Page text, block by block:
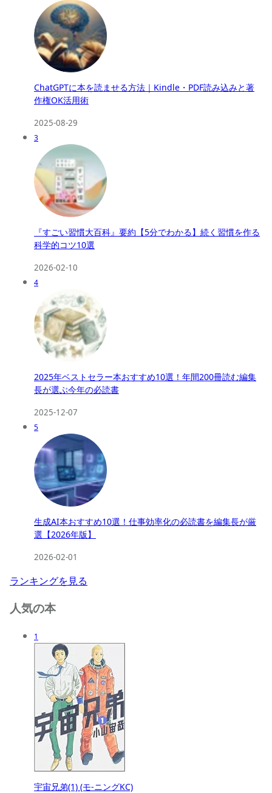
ChatGPTに本を読ませる方法｜Kindle・PDF読み込みと著
作権OK活用術
2025-08-29
3
『すごい習慣大百科』要約【5分でわかる】続く習慣を作る
科学的コツ10選
2026-02-10
4
2025年ベストセラー本おすすめ10選！年間200冊読む編集
長が選ぶ今年の必読書
2025-12-07
5
生成AI本おすすめ10選！仕事効率化の必読書を編集長が厳
選【2026年版】
2026-02-01
ランキングを見る
人気の本
1
宇宙兄弟(1) (モ-ニングKC)